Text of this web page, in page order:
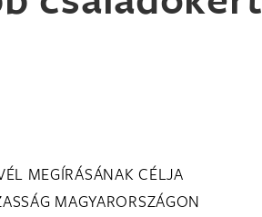
MEGÍRÁSÁNAK CÉLJA
MAGYARORSZÁGON